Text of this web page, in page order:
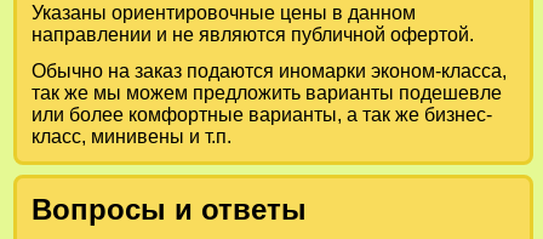
Указаны ориентировочные цены в данном
направлении и не являются публичной офертой.
Обычно на заказ подаются иномарки эконом-класса,
так же мы можем предложить варианты подешевле
или более комфортные варианты, а так же бизнес-
класс, минивены и т.п.
Вопросы и ответы